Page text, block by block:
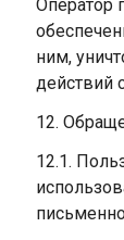
Оператор
ним,
действий
12.
12.1.